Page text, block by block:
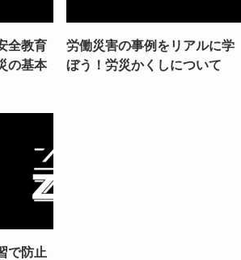
全教育
の基本
労働災害の事例をリアルに学
ぼう！労災かくしについて
で防止